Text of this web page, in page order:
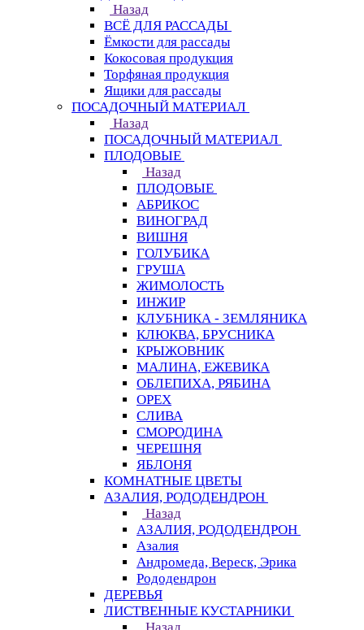
Назад
ВСЁ ДЛЯ РАССАДЫ
Ёмкости для рассады
Кокосовая продукция
Торфяная продукция
Ящики для рассады
ПОСАДОЧНЫЙ МАТЕРИАЛ
Назад
ПОСАДОЧНЫЙ МАТЕРИАЛ
ПЛОДОВЫЕ
Назад
ПЛОДОВЫЕ
АБРИКОС
ВИНОГРАД
ВИШНЯ
ГОЛУБИКА
ГРУША
ЖИМОЛОСТЬ
ИНЖИР
КЛУБНИКА - ЗЕМЛЯНИКА
КЛЮКВА, БРУСНИКА
КРЫЖОВНИК
МАЛИНА, ЕЖЕВИКА
ОБЛЕПИХА, РЯБИНА
ОРЕХ
СЛИВА
СМОРОДИНА
ЧЕРЕШНЯ
ЯБЛОНЯ
КОМНАТНЫЕ ЦВЕТЫ
АЗАЛИЯ, РОДОДЕНДРОН
Назад
АЗАЛИЯ, РОДОДЕНДРОН
Азалия
Андромеда, Вереск, Эрика
Рододендрон
ДЕРЕВЬЯ
ЛИСТВЕННЫЕ КУСТАРНИКИ